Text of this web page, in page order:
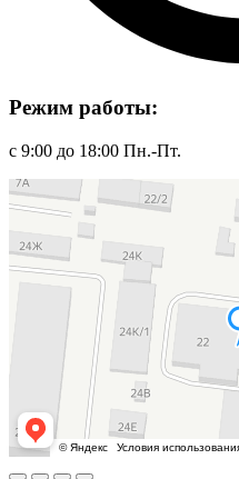
Режим работы:
с 9:00 до 18:00 Пн.-Пт.